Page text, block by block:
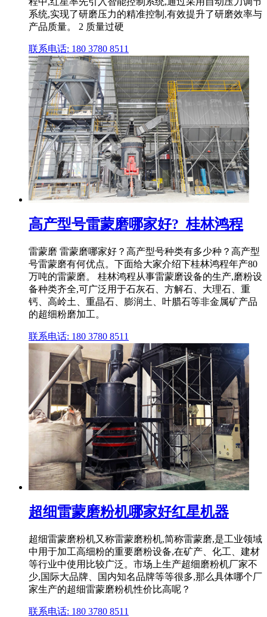
系统,实现了研磨压力的精准控制,有效提升了研磨效率与
产品质量。 2 质量过硬
联系电话: 180 3780 8511
高产型号雷蒙磨哪家好?_桂林鸿程
雷蒙磨 雷蒙磨哪家好？高产型号种类有多少种？高产型
号雷蒙磨有何优点。下面给大家介绍下桂林鸿程年产80
万吨的雷蒙磨。 桂林鸿程从事雷蒙磨设备的生产,磨粉设
备种类齐全,可广泛用于石灰石、方解石、大理石、重
钙、高岭土、重晶石、膨润土、叶腊石等非金属矿产品
的超细粉磨加工。
联系电话: 180 3780 8511
超细雷蒙磨粉机哪家好红星机器
超细雷蒙磨粉机又称雷蒙磨粉机,简称雷蒙磨,是工业领域
中用于加工高细粉的重要磨粉设备,在矿产、化工、建材
等行业中使用比较广泛。市场上生产超细磨粉机厂家不
少,国际大品牌、国内知名品牌等等很多,那么具体哪个厂
家生产的超细雷蒙磨粉机性价比高呢？
联系电话: 180 3780 8511